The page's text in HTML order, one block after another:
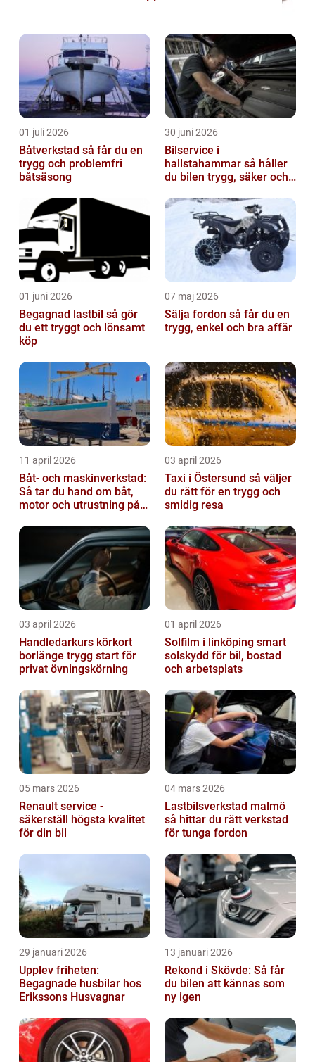
01 juli 2026
Båtverkstad så får du en
trygg och problemfri
båtsäsong
30 juni 2026
Bilservice i
hallstahammar så håller
du bilen trygg, säker och
01 juni 2026
Begagnad lastbil så gör
du ett tryggt och lönsamt
köp
07 maj 2026
Sälja fordon så får du en
trygg, enkel och bra affär
11 april 2026
Båt- och maskinverkstad:
Så tar du hand om båt,
motor och utrustning på
03 april 2026
Taxi i Östersund så väljer
du rätt för en trygg och
smidig resa
03 april 2026
Handledarkurs körkort
borlänge trygg start för
privat övningskörning
01 april 2026
Solfilm i linköping smart
solskydd för bil, bostad
och arbetsplats
05 mars 2026
Renault service -
säkerställ högsta kvalitet
för din bil
04 mars 2026
Lastbilsverkstad malmö
så hittar du rätt verkstad
för tunga fordon
29 januari 2026
Upplev friheten:
Begagnade husbilar hos
Erikssons Husvagnar
13 januari 2026
Rekond i Skövde: Så får
du bilen att kännas som
ny igen